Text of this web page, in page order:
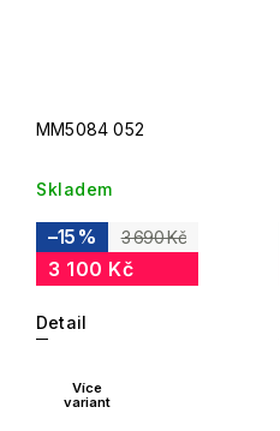
MM5084 052
Skladem
3 690 Kč
–15 %
3 100 Kč
Detail
Více
variant